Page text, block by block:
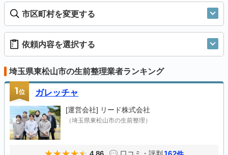
市区町村を変更する
依頼内容を選択する
埼玉県東松山市の生前整理業者ランキング
1位 ガレッチャ
[運営会社] リード株式会社
（埼玉県東松山市の生前整理）